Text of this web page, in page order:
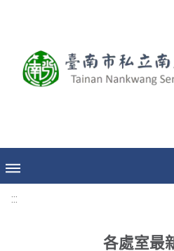
:::
各處室最